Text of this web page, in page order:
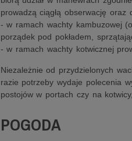
prowadzą ciągłą obserwację oraz
- w ramach wachty kambuzowej
porządek pod pokładem,
- w ramach wachty kotwicznej
Niezależnie od przydzielonych
razie potrzeby wydaje polecenia
postojów w portach czy na
POGODA